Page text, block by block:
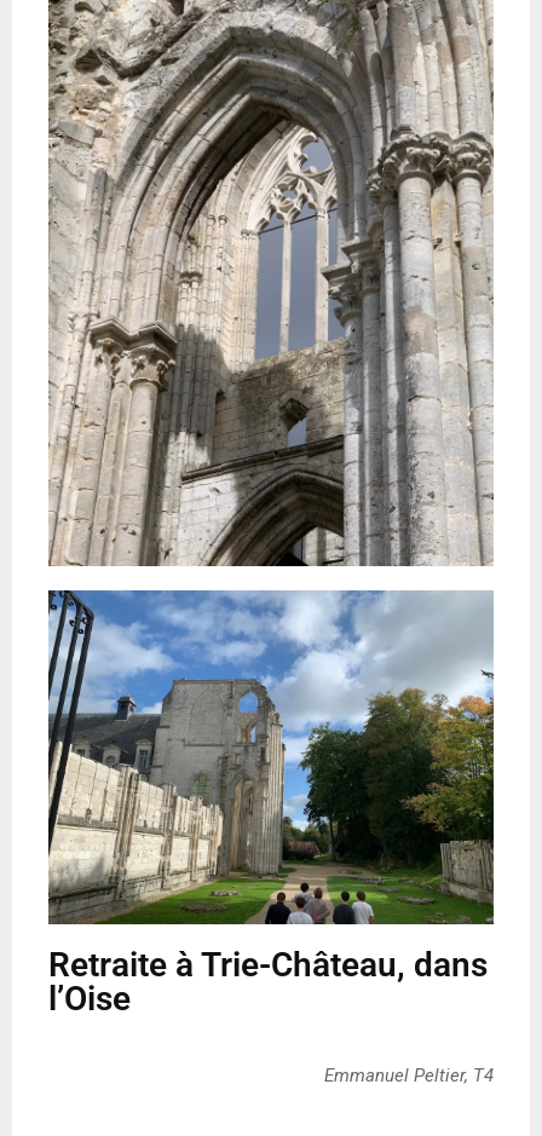
Retraite à Trie-Château, dans
l’Oise
Emmanuel Peltier, T4